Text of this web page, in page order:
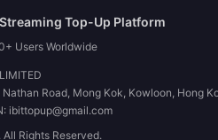
Top-Up Platform
Users Worldwide
Road, Mong Kok, Kowloon, Hong
ibittopup@gmail.com
Rights Reserved.